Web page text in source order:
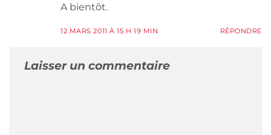
A bientôt.
12 MARS 2011 À 15 H 19 MIN RÉPONDRE
Laisser un commentaire